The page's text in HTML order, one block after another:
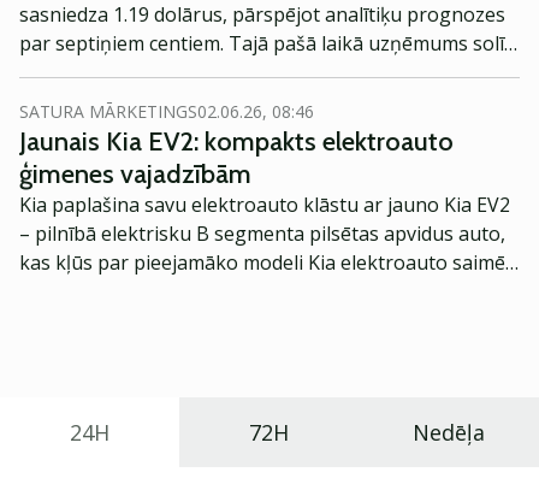
sasniedza 1.19 dolārus, pārspējot analītiķu prognozes
par septiņiem centiem. Tajā pašā laikā uzņēmums solīja
beidzot piegādāt Cybertruck.
SATURA MĀRKETINGS02.06.26, 08:46
Jaunais Kia EV2: kompakts elektroauto
ģimenes vajadzībām
Kia paplašina savu elektroauto klāstu ar jauno Kia EV2
– pilnībā elektrisku B segmenta pilsētas apvidus auto,
kas kļūs par pieejamāko modeli Kia elektroauto saimē
24H 72H Nedēļa